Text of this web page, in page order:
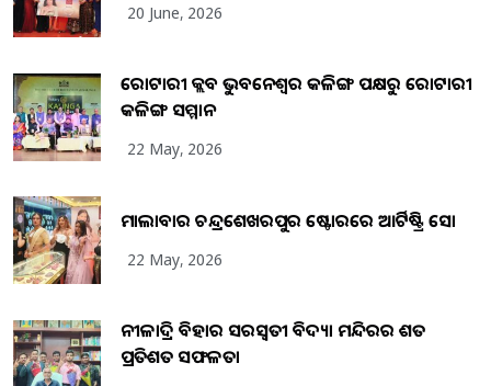
20 June, 2026
ରୋଟାରୀ କ୍ଲବ ଭୁବନେଶ୍ୱର କଳିଙ୍ଗ ପକ୍ଷରୁ ରୋଟାରୀ
କଳିଙ୍ଗ ସମ୍ମାନ
22 May, 2026
ମାଲାବାର ଚନ୍ଦ୍ରଶେଖରପୁର ଷ୍ଟୋରରେ ଆର୍ଟିଷ୍ଟ୍ରି ସୋ
22 May, 2026
ନୀଳାଦ୍ରି ବିହାର ସରସ୍ୱତୀ ବିଦ୍ୟା ମନ୍ଦିରର ଶତ
ପ୍ରତିଶତ ସଫଳତା